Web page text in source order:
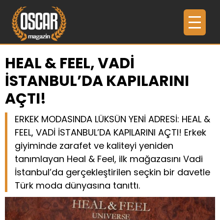
HEAL & FEEL, VADİ
İSTANBUL’DA KAPILARINI
AÇTI!
ERKEK MODASINDA LÜKSÜN YENİ ADRESİ: HEAL &
FEEL, VADİ İSTANBUL’DA KAPILARINI AÇTI! Erkek
giyiminde zarafet ve kaliteyi yeniden
tanımlayan Heal & Feel, ilk mağazasını Vadi
İstanbul’da gerçekleştirilen seçkin bir davetle
Türk moda dünyasına tanıttı.